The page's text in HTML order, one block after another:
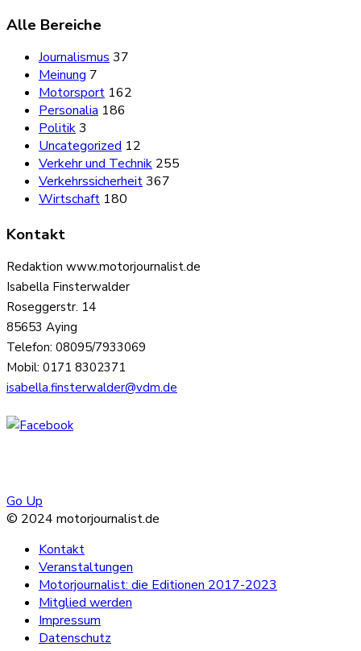
Alle Bereiche
Journalismus 37
Meinung 7
Motorsport 162
Personalia 186
Politik3
Uncategorized 12
Verkehr und Technik 255
Verkehrssicherheit367
Wirtschaft 180
Kontakt
Redaktion www.motorjournalist.de
Isabella Finsterwalder
Roseggerstr. 14
85653 Aying
Telefon: 08095/7933069
Mobil: 0171 8302371
isabella.finsterwalder@vdm.de
Go Up
© 2024 motorjournalist.de
Kontakt
Veranstaltungen
Motorjournalist: die Editionen 2017-2023
Mitglied werden
Impressum
Datenschutz